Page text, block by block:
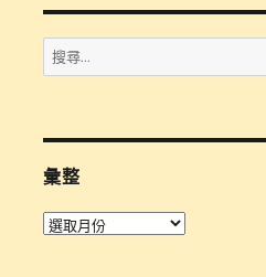
搜
尋
字:
彙整
彙